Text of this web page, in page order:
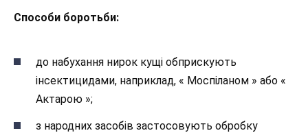
Способи боротьби:
до набухання нирок кущі обприскують
інсектицидами, наприклад, « Моспіланом » або «
Актарою »;
з народних засобів застосовують обробку